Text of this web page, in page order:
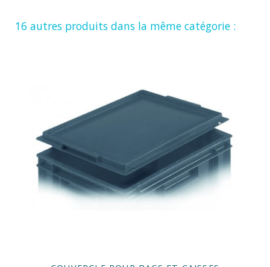
16 autres produits dans la même catégorie :